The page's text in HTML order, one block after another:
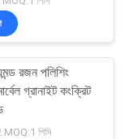
রজন পলিশিং
গ্রানাইট কংক্রিট
পিসি